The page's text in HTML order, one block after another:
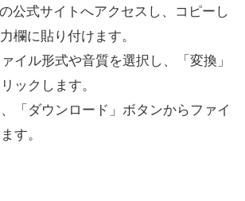
公式サイトへアクセスし、コピーし
欄に貼り付けます。
イル形式や音質を選択し、「変換」
ックします。
「ダウンロード」ボタンからファイ
す。